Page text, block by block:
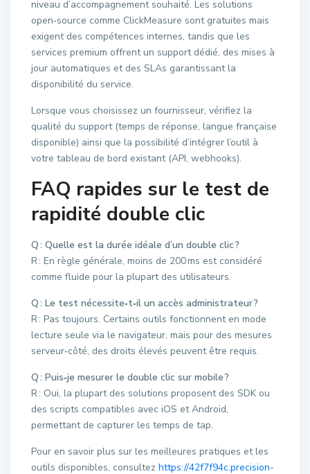
niveau d’accompagnement souhaité. Les solutions
open‑source comme ClickMeasure sont gratuites mais
exigent des compétences internes, tandis que les
services premium offrent un support dédié, des mises à
jour automatiques et des SLAs garantissant la
disponibilité du service.
Lorsque vous choisissez un fournisseur, vérifiez la
qualité du support (temps de réponse, langue française
disponible) ainsi que la possibilité d’intégrer l’outil à
votre tableau de bord existant (API, webhooks).
FAQ rapides sur le test de
rapidité double clic
Q : Quelle est la durée idéale d’un double clic ?
R : En règle générale, moins de 200 ms est considéré
comme fluide pour la plupart des utilisateurs.
Q : Le test nécessite‑t‑il un accès administrateur ?
R : Pas toujours. Certains outils fonctionnent en mode
lecture seule via le navigateur, mais pour des mesures
serveur‑côté, des droits élevés peuvent être requis.
Q : Puis‑je mesurer le double clic sur mobile ?
R : Oui, la plupart des solutions proposent des SDK ou
des scripts compatibles avec iOS et Android,
permettant de capturer les temps de tap.
Pour en savoir plus sur les meilleures pratiques et les
outils disponibles, consultez https://42f7f94c.precision-